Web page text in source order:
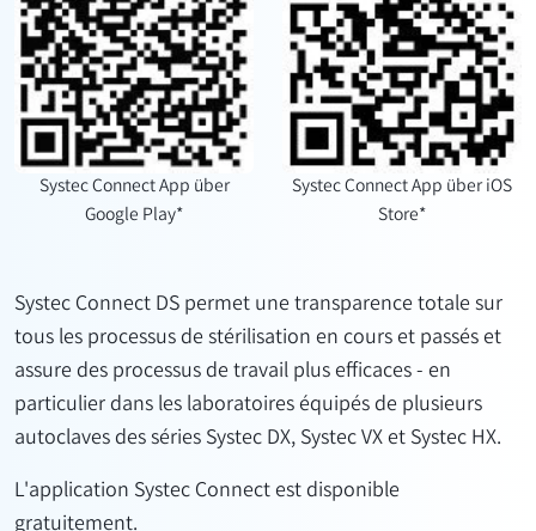
Systec Connect App über
Google Play*
Systec Connect App über iOS
Store*
Systec Connect DS permet une transparence totale sur
tous les processus de stérilisation en cours et passés et
assure des processus de travail plus efficaces - en
particulier dans les laboratoires équipés de plusieurs
autoclaves des séries Systec DX, Systec VX et Systec HX.
L'application Systec Connect est disponible